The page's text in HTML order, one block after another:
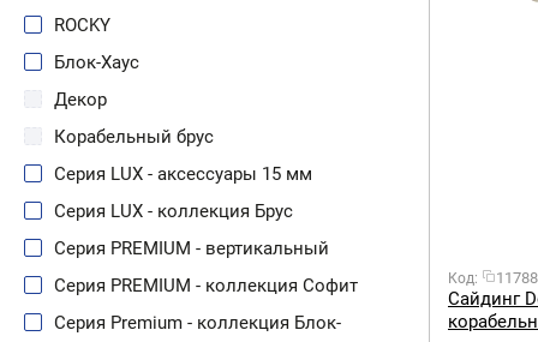
ROCKY
Блок-Хаус
Декор
Корабельный брус
Серия LUX - аксессуары 15 мм
Серия LUX - коллекция Брус
Серия PREMIUM - вертикальный
Серия PREMIUM - коллекция Софит
Серия Premium - коллекция Блок-
Код: 11788
Сайдинг